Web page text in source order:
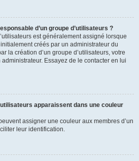
d’un groupe d’utilisateurs ?
est généralement assigné lorsque
créés par un administrateur du
la création d’un groupe d’utilisateurs, votre
Essayez de le contacter en lui
apparaissent dans une couleur
assigner une couleur aux membres d’un
leur identification.